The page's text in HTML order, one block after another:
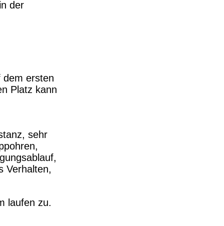
der
dem ersten
Platz kann
sehr
Verhalten,
laufen zu.